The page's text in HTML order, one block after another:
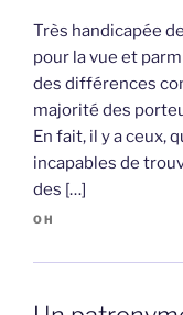
Très handicapée
pour la vue et
des différences
majorité des
En fait, il y a ceux,
incapables de
des […]
OH